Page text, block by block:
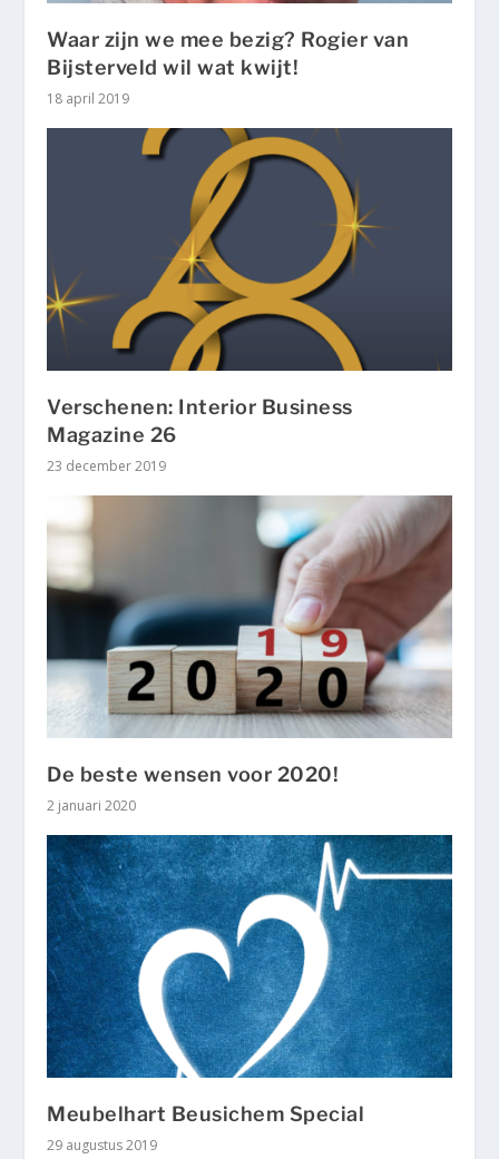
Waar zijn we mee bezig? Rogier van
Bijsterveld wil wat kwijt!
18 april 2019
Verschenen: Interior Business
Magazine 26
23 december 2019
De beste wensen voor 2020!
2 januari 2020
Meubelhart Beusichem Special
29 augustus 2019